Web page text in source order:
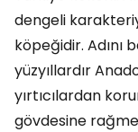
dengeli
köpeğidir. Adını
yüzyıllardır
yırtıcılardan
gövdesine